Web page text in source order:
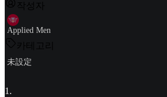
작성자
Applied Men
카테고리
未設定
1 .